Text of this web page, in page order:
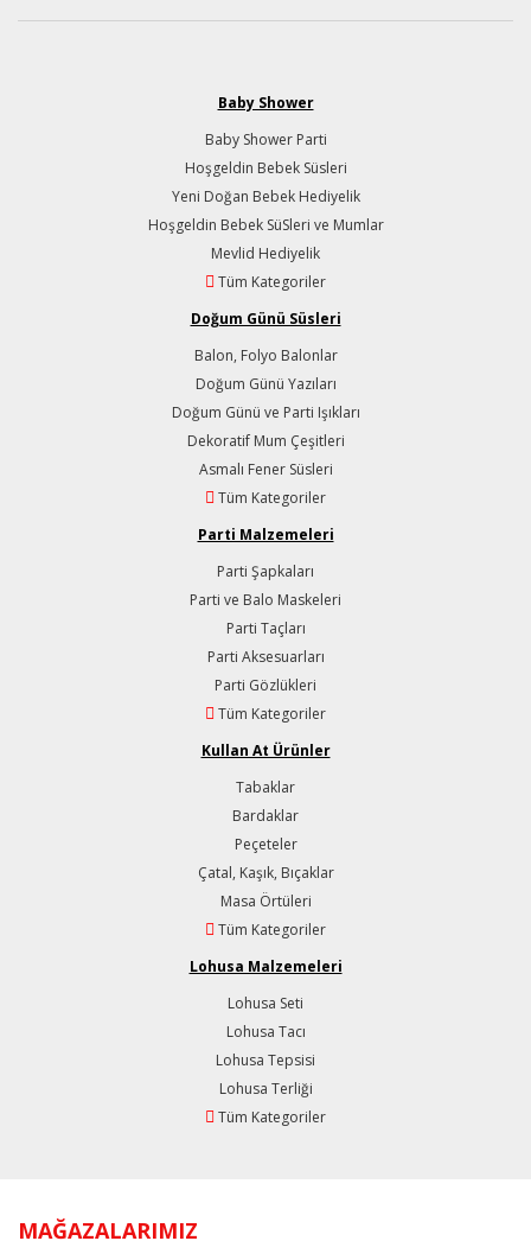
Baby Shower
Baby Shower Parti
Hoşgeldin Bebek Süsleri
Yeni Doğan Bebek Hediyelik
Hoşgeldin Bebek SüSleri ve Mumlar
Mevlid Hediyelik
Tüm Kategoriler
Doğum Günü Süsleri
Balon, Folyo Balonlar
Doğum Günü Yazıları
Doğum Günü ve Parti Işıkları
Dekoratif Mum Çeşitleri
Asmalı Fener Süsleri
Tüm Kategoriler
Parti Malzemeleri
Parti Şapkaları
Parti ve Balo Maskeleri
Parti Taçları
Parti Aksesuarları
Parti Gözlükleri
Tüm Kategoriler
Kullan At Ürünler
Tabaklar
Bardaklar
Peçeteler
Çatal, Kaşık, Bıçaklar
Masa Örtüleri
Tüm Kategoriler
Lohusa Malzemeleri
Lohusa Seti
Lohusa Tacı
Lohusa Tepsisi
Lohusa Terliği
Tüm Kategoriler
MAĞAZALARIMIZ